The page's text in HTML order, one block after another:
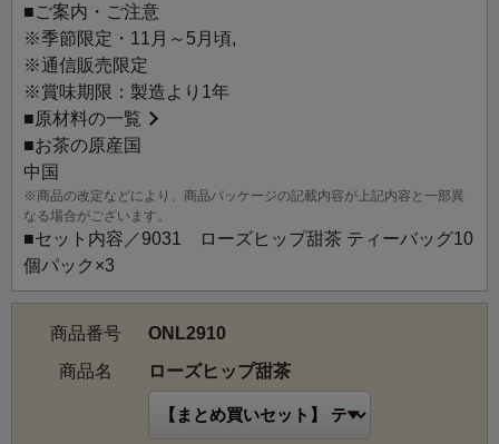
爽やかな酸味のローズヒップとハイビスカスを甜茶にブレ
ンド。美容もサポートするお茶です。
■ご案内・ご注意
※季節限定・11月～5月頃,
※通信販売限定
※賞味期限：製造より1年
■原材料の一覧
■お茶の原産国
中国
※商品の改定などにより、商品パッケージの記載内容が上記内容と一部異
なる場合がございます。
■セット内容／9031 ローズヒップ甜茶 ティーバッグ10
個パック×3
商品番号
ONL2910
商品名
ローズヒップ甜茶